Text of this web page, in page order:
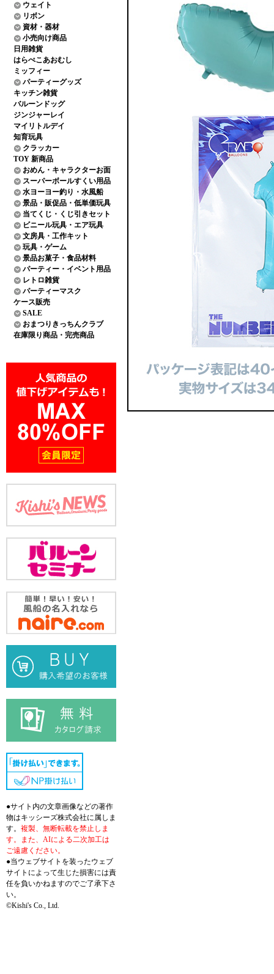
ウェイト
リボン
資材・器材
小売向け商品
日用雑貨
はらぺこあおむし
ミッフィー
パーティーグッズ
キッチン雑貨
バルーンドッグ
ジンジャーレイ
マイリトルデイ
知育玩具
クラッカー
TOY 新商品
おめん・キャラクターお面
スーパーボールすくい用品
水ヨーヨー釣り・水風船
景品・販促品・低単価玩具
当てくじ・くじ引きセット
ビニール玩具・エア玩具
文房具・工作キット
玩具・ゲーム
景品お菓子・食品材料
パーティー・イベント用品
レトロ雑貨
パーティーマスク
ケース販売
SALE
おまつりきっちんクラブ
在庫限り商品・完売商品
●サイト内の文章画像などの著作
物はキッシーズ株式会社に属しま
す。 複製、無断転載を禁止しま
す。また、AIによる二次加工は
ご遠慮ください。
●当ウェブサイトを装ったウェブ
サイトによって生じた損害には責
任を負いかねますのでご了承下さ
い。
©Kishi's Co., Ltd.